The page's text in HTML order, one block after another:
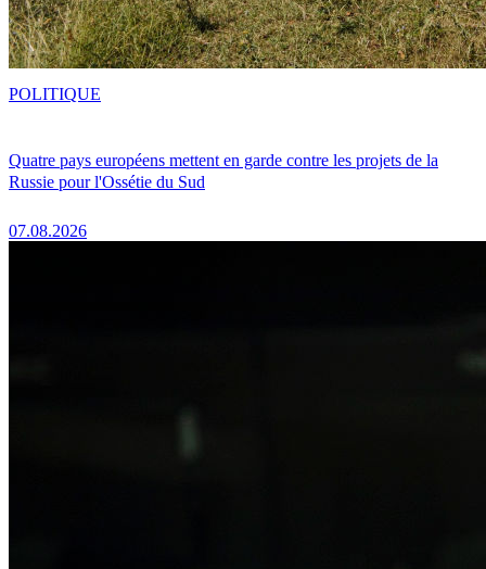
Quatre pays européens mettent en garde contre les projets de la
Russie pour l'Ossétie du Sud
07.08.2026
POLITIQUE